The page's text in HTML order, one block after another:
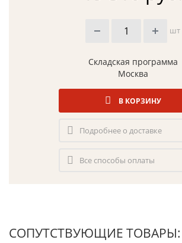
шт
Складская программа
Москва
В КОРЗИНУ
Подробнее о доставке
Все способы оплаты
СОПУТСТВУЮЩИЕ ТОВАРЫ: